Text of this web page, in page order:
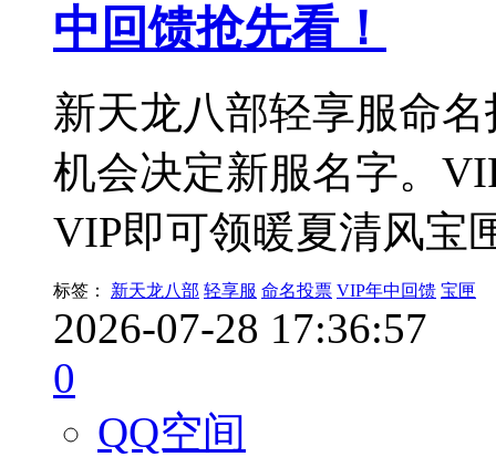
中回馈抢先看！
新天龙八部轻享服命
机会决定新服名字。
VIP即可领暖夏清风宝
标签： 新天龙八部 轻享服 命名投票 VIP年中回馈 宝匣
2026-07-28 17:36:57
0
QQ空间